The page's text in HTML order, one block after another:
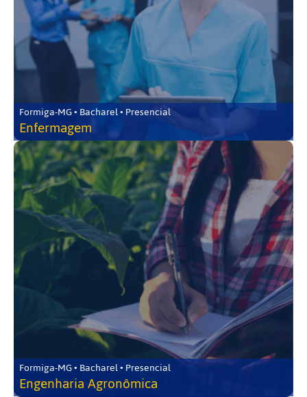
Formiga-MG • Bacharel • Presencial
Enfermagem
Formiga-MG • Bacharel • Presencial
Engenharia Agronômica